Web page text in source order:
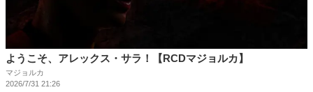
ようこそ、アレックス・サラ！【RCDマジョルカ】
マジョルカ
2026/7/31 21:26